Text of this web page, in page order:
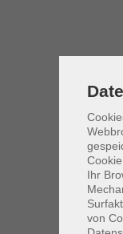
Ihr
von